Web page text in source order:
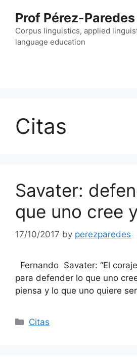
content
Prof Pérez-Paredes
Corpus linguistics, applied
language education
Citas
Savater:
que uno cree
17/10/2017 by perezparedes
Fernando Savater: “El
para defender lo que uno
piensa y lo que uno quiere
Categories
Citas